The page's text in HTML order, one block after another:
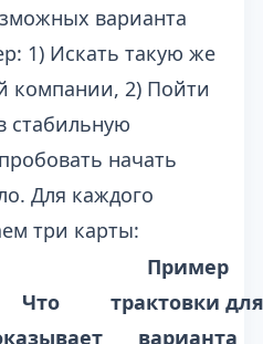
варианта
1) Искать такую же
компании, 2) Пойти
стабильную
начать
Для каждого
три карты:
Что
Пример
трактовки для
варианта